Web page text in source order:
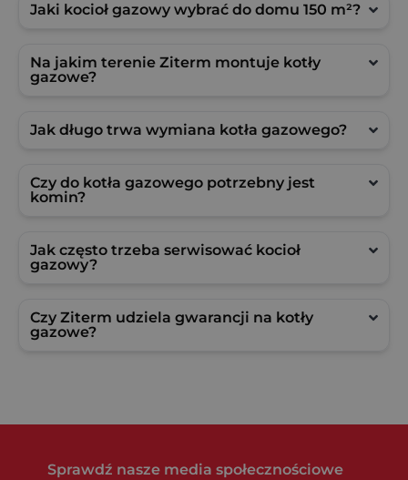
Jaki kocioł gazowy wybrać do domu 150 m²?
Na jakim terenie Ziterm montuje kotły
gazowe?
Jak długo trwa wymiana kotła gazowego?
Czy do kotła gazowego potrzebny jest
komin?
Jak często trzeba serwisować kocioł
gazowy?
Czy Ziterm udziela gwarancji na kotły
gazowe?
Sprawdź nasze media społecznościowe